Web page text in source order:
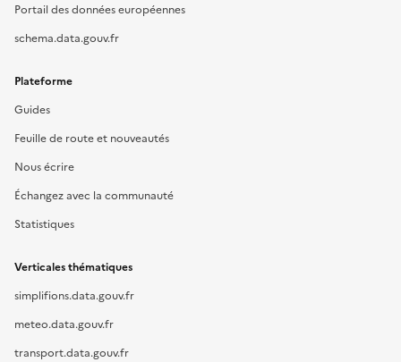
Portail des données européennes
schema.data.gouv.fr
Plateforme
Guides
Feuille de route et nouveautés
Nous écrire
Échangez avec la communauté
Statistiques
Verticales thématiques
simplifions.data.gouv.fr
meteo.data.gouv.fr
transport.data.gouv.fr